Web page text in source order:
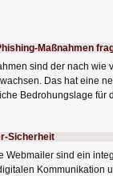
Maßnahmen
sind der nach
Das hat eine
Bedrohungslage für
Sicherheit
Webmailer sind ein
Kommunikation